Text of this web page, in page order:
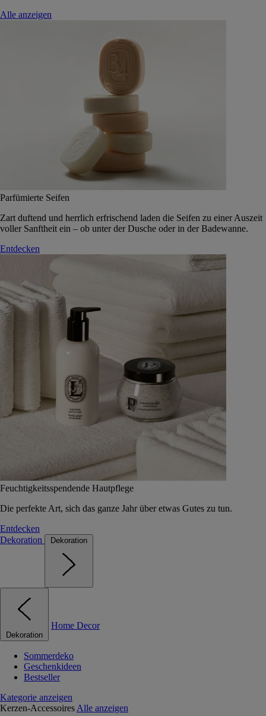
Alle anzeigen
Parfümierte Seifen
Zart duftend und herrlich erfrischend laden die Seifen zu einer Auszeit
voller Sanftheit ein – ob unter der Dusche oder in der Badewanne.
Entdecken
Feuchtigkeitsspendende Hautpflege
Die perfekte Art, sich das ganze Jahr über etwas Gutes zu tun.
Entdecken
Dekoration
Dekoration
Dekoration
Home Decor
Sommerdeko
Geschenkideen
Bestseller
Kategorie anzeigen
Kerzen-Accessoires Alle anzeigen